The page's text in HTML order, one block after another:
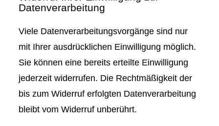
Datenverarbeitung
Viele Datenverarbeitungsvorgänge sind nur
mit Ihrer ausdrücklichen Einwilligung möglich.
Sie können eine bereits erteilte Einwilligung
jederzeit widerrufen. Die Rechtmäßigkeit der
bis zum Widerruf erfolgten Datenverarbeitung
bleibt vom Widerruf unberührt.